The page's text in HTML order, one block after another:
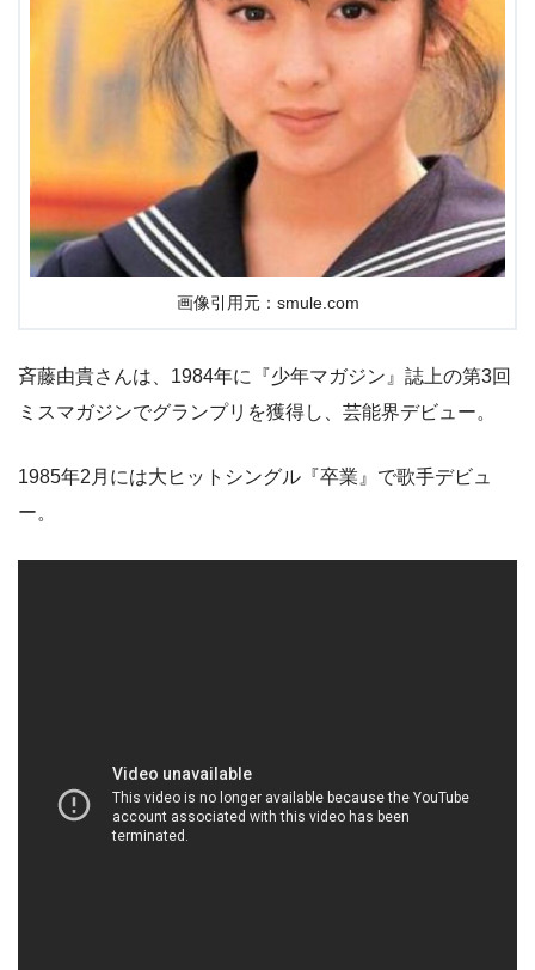
画像引用元：smule.com
斉藤由貴さんは、1984年に『少年マガジン』誌上の第3回
ミスマガジンでグランプリを獲得し、芸能界デビュー。
1985年2月には大ヒットシングル『卒業』で歌手デビュ
ー。